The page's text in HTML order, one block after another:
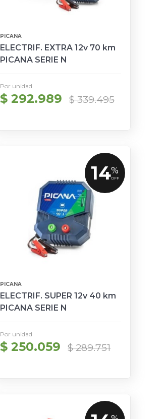
PICANA
ELECTRIF. EXTRA 12v 70 km
PICANA SERIE N
Por unidad
$ 292.989 $ 339.495
14%
OFF
PICANA
ELECTRIF. SUPER 12v 40 km
PICANA SERIE N
Por unidad
$ 250.059 $ 289.751